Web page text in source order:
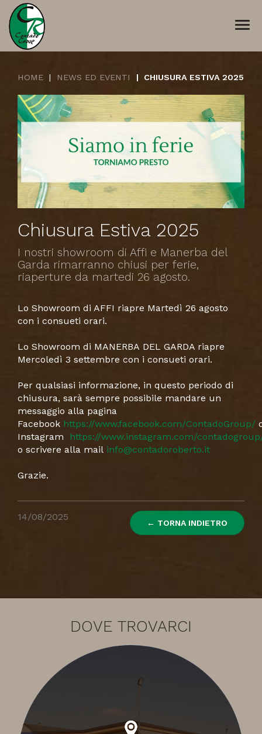
HOME NEWS ED EVENTI CHIUSURA ESTIVA 2025
Chiusura Estiva 2025
I nostri showroom di Affi e Manerba del
Garda rimarranno chiusi per ferie,
riaperture da martedi 26 agosto.
Lo Showroom di AFFI riapre Martedì 26 agosto
con i consueti orari.
Lo Showroom di MANERBA DEL GARDA riapre
Mercoledì 3 settembre con i consueti orari.
Per qualsiasi informazione, in questo periodo di
chiusura, sarà sempre possibile mandare un
messaggio alla pagina
Facebook https://www.facebook.com/ContadoGroup/
Instagram
https://www.instagram.com/
o scrivere alla mail info@contadoroberto.it
Grazie.
← TORNA INDIETRO
14/08/2025
DOVE TROVARCI